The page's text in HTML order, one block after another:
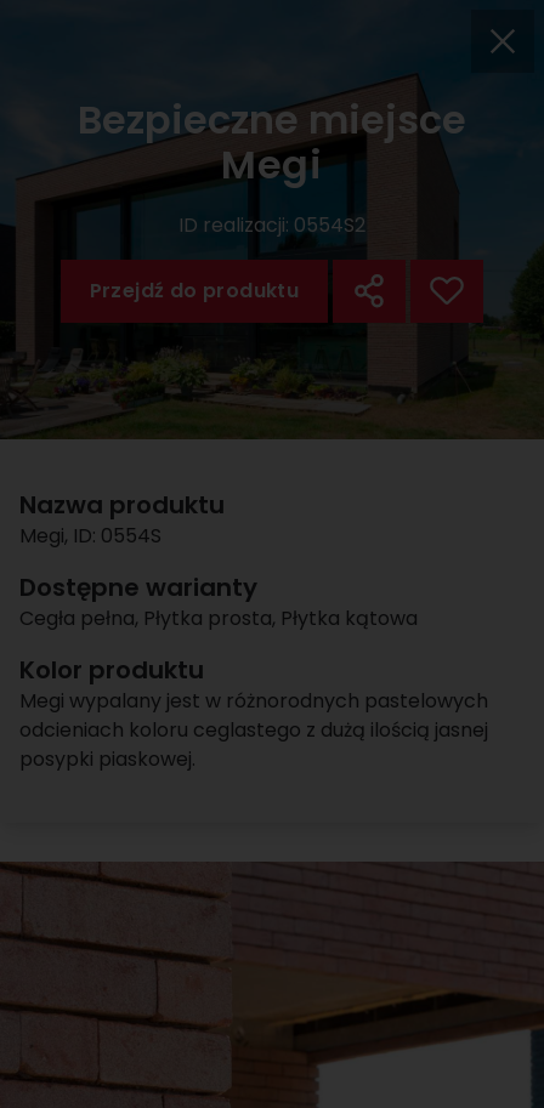
Bezpieczne miejsce
Megi
ID realizacji: 0554S2
Przejdź do produktu
Nazwa produktu
Megi, ID: 0554S
Dostępne warianty
Cegła pełna, Płytka prosta, Płytka kątowa
Kolor produktu
Megi wypalany jest w różnorodnych pastelowych
odcieniach koloru ceglastego z dużą ilością jasnej
posypki piaskowej.